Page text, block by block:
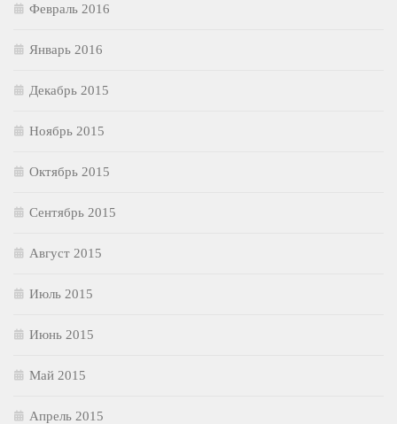
Февраль 2016
Январь 2016
Декабрь 2015
Ноябрь 2015
Октябрь 2015
Сентябрь 2015
Август 2015
Июль 2015
Июнь 2015
Май 2015
Апрель 2015